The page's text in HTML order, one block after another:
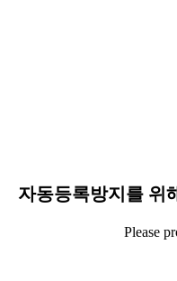
자동등록방지를 위
Please